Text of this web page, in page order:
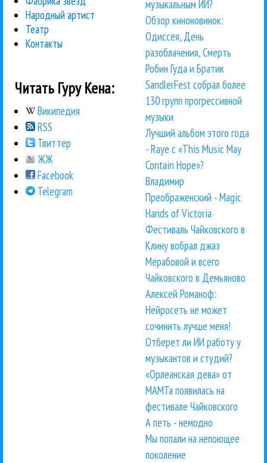
Народный артист
Театр
Контакты
Читать Гуру Кена:
Википедия
RSS
Твиттер
ЖЖ
Facebook
Telegram
музыкальным ИИ?
Обзор киноновинок:
Одиссея, День
разоблачения, Смерть
Робин Гуда и Братик
SandlerFest собрал более
130 групп прогрессивной
музыки
Лучший альбом этого года
- Raye с «This Music May
Contain Hope»?
Владимир
Преображенский - Magic
Hands of Victoria
Фестиваль Чайковского в
Клину вобрал джаз
Мерабовой и всего
Чайковского в Демьяново
Алексей Романоф:
Нейросеть не может
сочинить лучше меня!
Отберет ли ИИ работу у
музыкантов и студий?
«Орлеанская дева» от
МАМТа появилась на
фестивале Чайковского
А петь - немодно
Мы попали на непоющее
поколение